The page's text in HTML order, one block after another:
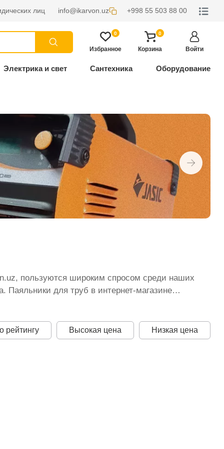
лиц info@ikarvon.uz +998 55 503 88 00
0
Избранное
0
Корзина Войти
Электрика и свет Сантехника Оборудование
пользуются широким спросом среди наших
Паяльники для труб в интернет-магазине
цена для каждой позиции из категории
рейтингу Высокая цена Низкая цена